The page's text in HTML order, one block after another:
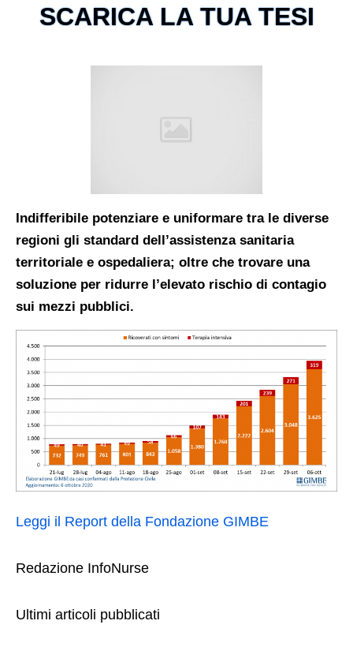
SCARICA LA TUA TESI
Indifferibile potenziare e uniformare tra le diverse
regioni gli standard dell’assistenza sanitaria
territoriale e ospedaliera; oltre che trovare una
soluzione per ridurre l’elevato rischio di contagio
sui mezzi pubblici.
Leggi il Report della Fondazione GIMBE
Redazione InfoNurse
Ultimi articoli pubblicati